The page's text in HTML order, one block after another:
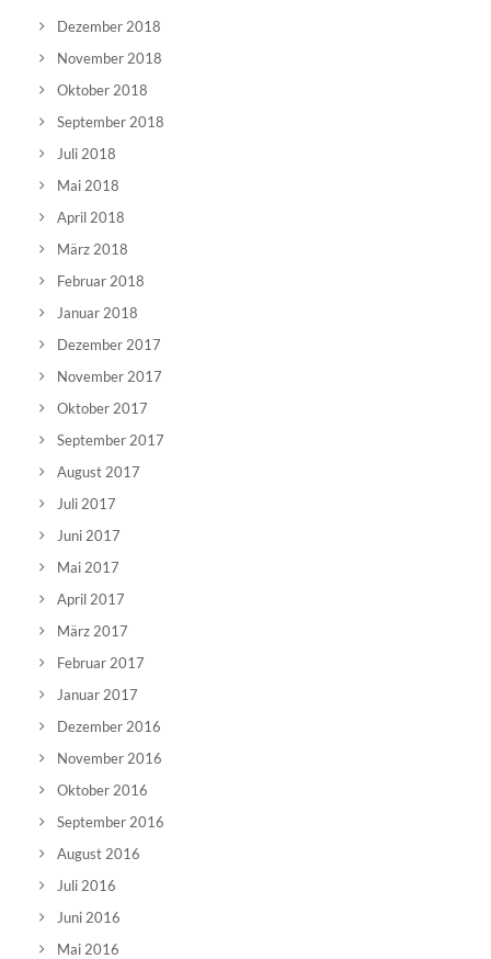
Dezember 2018
November 2018
Oktober 2018
September 2018
Juli 2018
Mai 2018
April 2018
März 2018
Februar 2018
Januar 2018
Dezember 2017
November 2017
Oktober 2017
September 2017
August 2017
Juli 2017
Juni 2017
Mai 2017
April 2017
März 2017
Februar 2017
Januar 2017
Dezember 2016
November 2016
Oktober 2016
September 2016
August 2016
Juli 2016
Juni 2016
Mai 2016